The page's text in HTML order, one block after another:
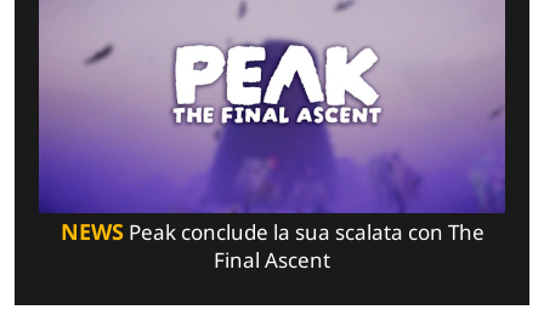
NEWSPeak conclude la sua scalata con The
Final Ascent